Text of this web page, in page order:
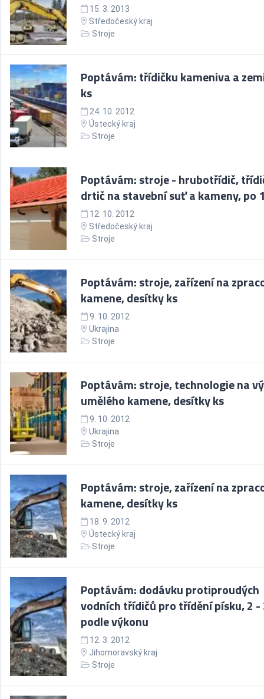
15. 3. 2013
Středočeský kraj
Stroje
Poptávám: třídičku kameniva a
ks
24. 10. 2012
Ústecký kraj
Stroje
Poptávám: stroje - hrubotřídič,
drtič na stavební suť a kameny, po
12. 10. 2012
Středočeský kraj
Stroje
Poptávám: stroje, zařízení na
kamene, desítky ks
9. 10. 2012
Ukrajina
Stroje
Poptávám: stroje, technologie na
umělého kamene, desítky ks
9. 10. 2012
Ukrajina
Stroje
Poptávám: stroje, zařízení na
kamene, desítky ks
18. 9. 2012
Ústecký kraj
Stroje
Poptávám: dodávku protiproudých
vodních třídičů pro třídění písku, 2 -
podle výkonu
12. 3. 2012
Jihomoravský kraj
Stroje